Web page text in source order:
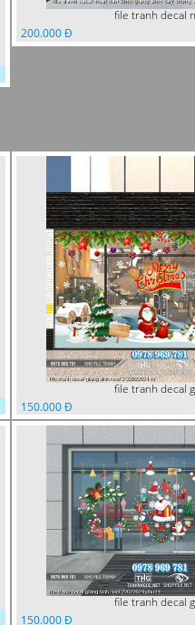
200.000 Đ
150.000 Đ
150.000 Đ